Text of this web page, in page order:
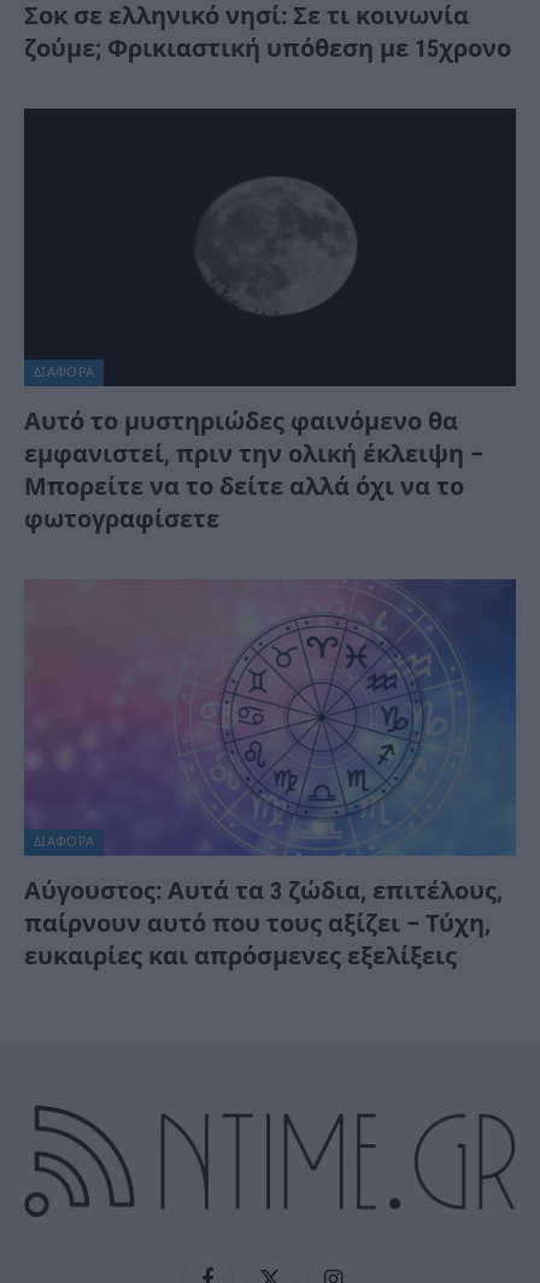
Σοκ σε ελληνικό νησί: Σε τι κοινωνία
ζούμε; Φρικιαστική υπόθεση με 15χρονο
ΔΙΆΦΟΡΑ
Αυτό το μυστηριώδες φαινόμενο θα
εμφανιστεί, πριν την ολική έκλειψη –
Μπορείτε να το δείτε αλλά όχι να το
φωτογραφίσετε
ΔΙΆΦΟΡΑ
Αύγουστος: Αυτά τα 3 ζώδια, επιτέλους,
παίρνουν αυτό που τους αξίζει – Τύχη,
ευκαιρίες και απρόσμενες εξελίξεις